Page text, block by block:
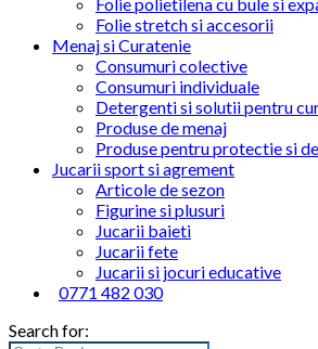
Folie stretch si accesorii
Menaj si Curatenie
Consumuri colective
Consumuri individuale
Detergenti si solutii pentru
Produse de menaj
Produse pentru protectie si
Jucarii sport si agrement
Articole de sezon
Figurine si plusuri
Jucarii baieti
Jucarii fete
Jucarii si jocuri educative
0771 482 030
Search for: